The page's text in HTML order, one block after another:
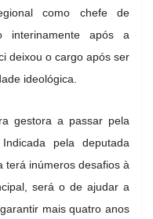
como chefe de
interinamente após a
deixou o cargo após ser
ideológica.
gestora a passar pela
pela deputada
terá inúmeros desafios à
será o de ajudar a
mais quatro anos